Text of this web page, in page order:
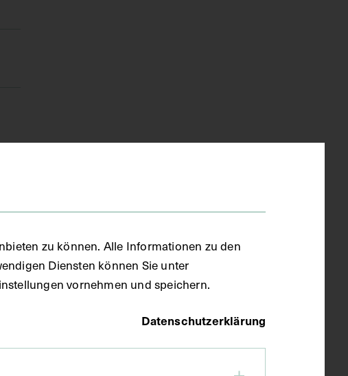
zu können. Alle Informationen zu den
Diensten können Sie unter
vornehmen und speichern.
Datenschutzerklärung